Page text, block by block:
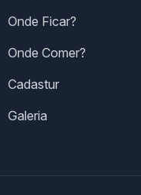
Onde Ficar?
Onde Comer?
Cadastur
Galeria